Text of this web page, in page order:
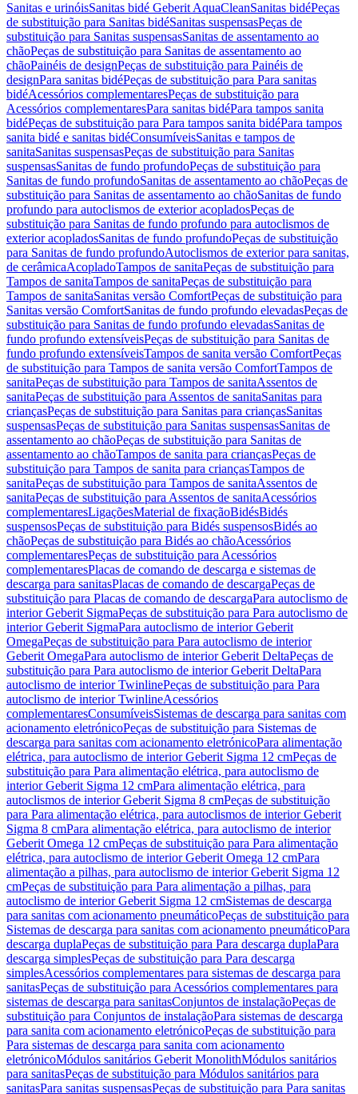
Sanitas e urinóisSanitas bidé Geberit AquaCleanSanitas bidéPeças
de substituição para Sanitas bidéSanitas suspensasPeças de
substituição para Sanitas suspensasSanitas de assentamento ao
chãoPeças de substituição para Sanitas de assentamento ao
chãoPainéis de designPeças de substituição para Painéis de
designPara sanitas bidéPeças de substituição para Para sanitas
bidéAcessórios complementaresPeças de substituição para
Acessórios complementaresPara sanitas bidéPara tampos sanita
bidéPeças de substituição para Para tampos sanita bidéPara tampos
sanita bidé e sanitas bidéConsumíveisSanitas e tampos de
sanitaSanitas suspensasPeças de substituição para Sanitas
suspensasSanitas de fundo profundoPeças de substituição para
Sanitas de fundo profundoSanitas de assentamento ao chãoPeças de
substituição para Sanitas de assentamento ao chãoSanitas de fundo
profundo para autoclismos de exterior acopladosPeças de
substituição para Sanitas de fundo profundo para autoclismos de
exterior acopladosSanitas de fundo profundoPeças de substituição
para Sanitas de fundo profundoAutoclismos de exterior para sanitas,
de cerâmicaAcopladoTampos de sanitaPeças de substituição para
Tampos de sanitaTampos de sanitaPeças de substituição para
Tampos de sanitaSanitas versão ComfortPeças de substituição para
Sanitas versão ComfortSanitas de fundo profundo elevadasPeças de
substituição para Sanitas de fundo profundo elevadasSanitas de
fundo profundo extensíveisPeças de substituição para Sanitas de
fundo profundo extensíveisTampos de sanita versão ComfortPeças
de substituição para Tampos de sanita versão ComfortTampos de
sanitaPeças de substituição para Tampos de sanitaAssentos de
sanitaPeças de substituição para Assentos de sanitaSanitas para
criançasPeças de substituição para Sanitas para criançasSanitas
suspensasPeças de substituição para Sanitas suspensasSanitas de
assentamento ao chãoPeças de substituição para Sanitas de
assentamento ao chãoTampos de sanita para criançasPeças de
substituição para Tampos de sanita para criançasTampos de
sanitaPeças de substituição para Tampos de sanitaAssentos de
sanitaPeças de substituição para Assentos de sanitaAcessórios
complementaresLigaçõesMaterial de fixaçãoBidésBidés
suspensosPeças de substituição para Bidés suspensosBidés ao
chãoPeças de substituição para Bidés ao chãoAcessórios
complementaresPeças de substituição para Acessórios
complementaresPlacas de comando de descarga e sistemas de
descarga para sanitasPlacas de comando de descargaPeças de
substituição para Placas de comando de descargaPara autoclismo de
interior Geberit SigmaPeças de substituição para Para autoclismo de
interior Geberit SigmaPara autoclismo de interior Geberit
OmegaPeças de substituição para Para autoclismo de interior
Geberit OmegaPara autoclismo de interior Geberit DeltaPeças de
substituição para Para autoclismo de interior Geberit DeltaPara
autoclismo de interior TwinlinePeças de substituição para Para
autoclismo de interior TwinlineAcessórios
complementaresConsumíveisSistemas de descarga para sanitas com
acionamento eletrónicoPeças de substituição para Sistemas de
descarga para sanitas com acionamento eletrónicoPara alimentação
elétrica, para autoclismo de interior Geberit Sigma 12 cmPeças de
substituição para Para alimentação elétrica, para autoclismo de
interior Geberit Sigma 12 cmPara alimentação elétrica, para
autoclismos de interior Geberit Sigma 8 cmPeças de substituição
para Para alimentação elétrica, para autoclismos de interior Geberit
Sigma 8 cmPara alimentação elétrica, para autoclismo de interior
Geberit Omega 12 cmPeças de substituição para Para alimentação
elétrica, para autoclismo de interior Geberit Omega 12 cmPara
alimentação a pilhas, para autoclismo de interior Geberit Sigma 12
cmPeças de substituição para Para alimentação a pilhas, para
autoclismo de interior Geberit Sigma 12 cmSistemas de descarga
para sanitas com acionamento pneumáticoPeças de substituição para
Sistemas de descarga para sanitas com acionamento pneumáticoPara
descarga duplaPeças de substituição para Para descarga duplaPara
descarga simplesPeças de substituição para Para descarga
simplesAcessórios complementares para sistemas de descarga para
sanitasPeças de substituição para Acessórios complementares para
sistemas de descarga para sanitasConjuntos de instalaçãoPeças de
substituição para Conjuntos de instalaçãoPara sistemas de descarga
para sanita com acionamento eletrónicoPeças de substituição para
Para sistemas de descarga para sanita com acionamento
eletrónicoMódulos sanitários Geberit MonolithMódulos sanitários
para sanitasPeças de substituição para Módulos sanitários para
sanitasPara sanitas suspensasPeças de substituição para Para sanitas